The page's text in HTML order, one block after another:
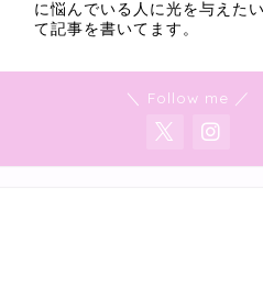
に悩んでいる人に光を与えた
て記事を書いてます。
＼ Follow me ／